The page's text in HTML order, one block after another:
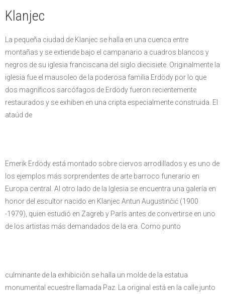
Klanjec
La pequeña ciudad de Klanjec se halla en una cuenca entre
montañas y se extiende bajo el campanario a cuadros blancos y
negros de su iglesia franciscana del siglo diecisiete. Originalmente la
iglesia fue el mausoleo de la poderosa familia Erdödy por lo que
dos magníficos sarcófagos de Erdödy fueron recientemente
restaurados y se exhiben en una cripta especialmente construida. El
ataúd de
Emerik Erdödy está montado sobre ciervos arrodillados y es uno de
los ejemplos más sorprendentes de arte barroco funerario en
Europa central. Al otro lado de la Iglesia se encuentra una galería en
honor del escultor nacido en Klanjec Antun Augustinčić (1900
-1979), quien estudió en Zagreb y París antes de convertirse en uno
de los artistas más demandados de la era. Como punto
culminante de la exhibición se halla un molde de la estatua
monumental ecuestre llamada Paz. La original está en la calle junto